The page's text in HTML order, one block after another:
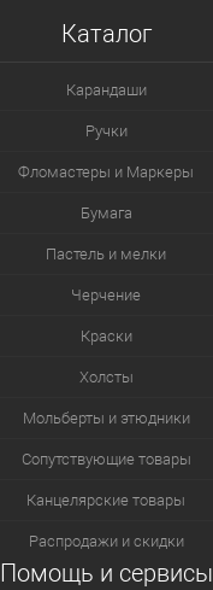
Каталог
Карандаши
Ручки
Фломастеры и Маркеры
Бумага
Пастель и мелки
Черчение
Краски
Холсты
Мольберты и этюдники
Сопутствующие товары
Канцелярские товары
Распродажи и скидки
Помощь и сервисы